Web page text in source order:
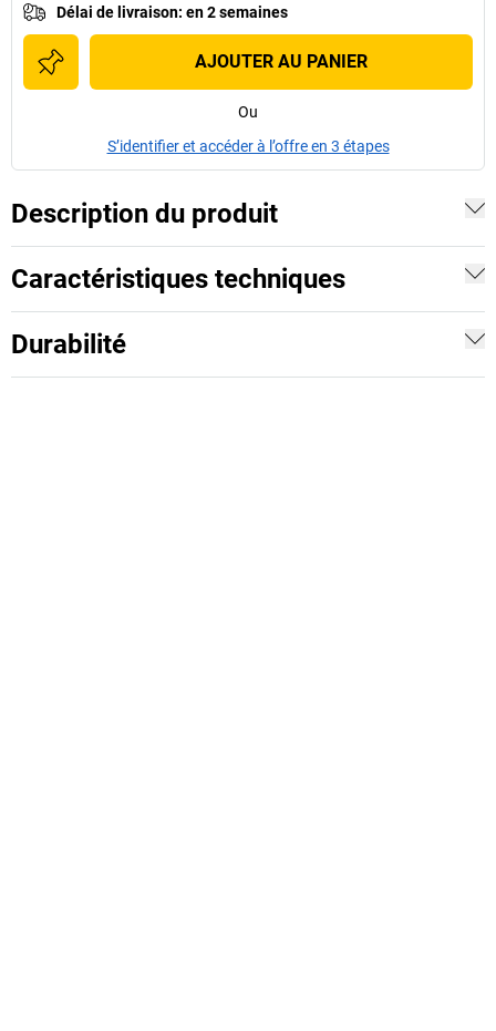
Délai de livraison: en 2 semaines
AJOUTER AU PANIER
Ou
S’identifier et accéder à l’offre en 3 étapes
Description du produit
Caractéristiques techniques
Durabilité